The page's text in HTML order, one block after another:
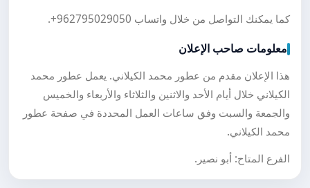
كما يمكنك التواصل من خلال واتساب +962795029050
.
معلومات صاحب الإعلان
هذا الإعلان مقدم من عطور محمد الكيلاني. يعمل عطور محمد
الكيلاني خلال أيام الأحد والاثنين والثلاثاء والأربعاء والخميس
والجمعة والسبت وفق ساعات العمل المحددة في صفحة عطور
محمد الكيلاني.
الفرع المتاح: أبو نصير.